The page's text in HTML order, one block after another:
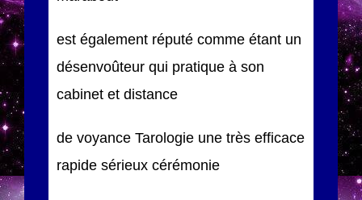
est également réputé comme étant un
désenvoûteur qui pratique à son
cabinet et distance
de voyance Tarologie une très efficace
rapide sérieux cérémonie